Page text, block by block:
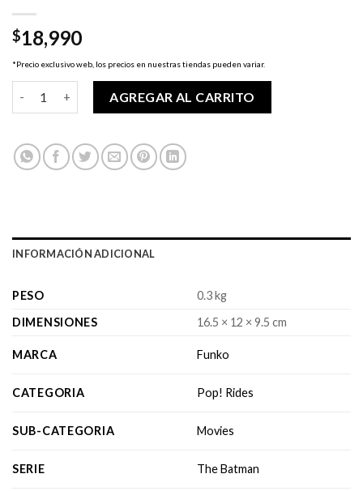
$18,990
*Precio exclusivo web, los precios en nuestras tiendas pueden variar.
AGREGAR AL CARRITO
INFORMACIÓN ADICIONAL
PESO
0.3 kg
DIMENSIONES
16.5 × 12 × 9.5 cm
MARCA Funko
CATEGORIA Pop! Rides
SUB-CATEGORIA Movies
SERIE The Batman